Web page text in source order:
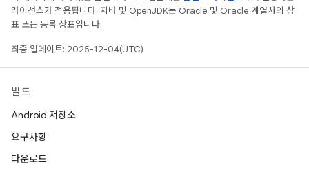
라이선스가 적용됩니다. 자바 및 OpenJDK는 Oracle 및 Oracle 계열사의 상
표 또는 등록 상표입니다.
최종 업데이트: 2025-12-04(UTC)
빌드
Android 저장소
요구사항
다운로드